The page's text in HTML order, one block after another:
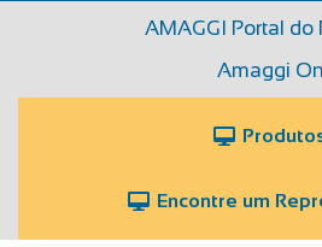
AMAGGI Portal do
Amaggi On
Encontre um